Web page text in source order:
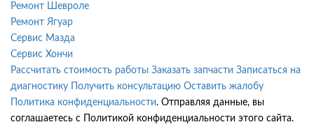
Ремонт Шевроле
Ремонт Ягуар
Сервис Мазда
Сервис Хончи
Рассчитать стоимость работы Заказать запчасти Записаться на
диагностику
Получить консультацию Оставить жалобу
Политика конфиденциальности. Отправляя данные, вы
соглашаетесь с Политикой конфиденциальности этого сайта.